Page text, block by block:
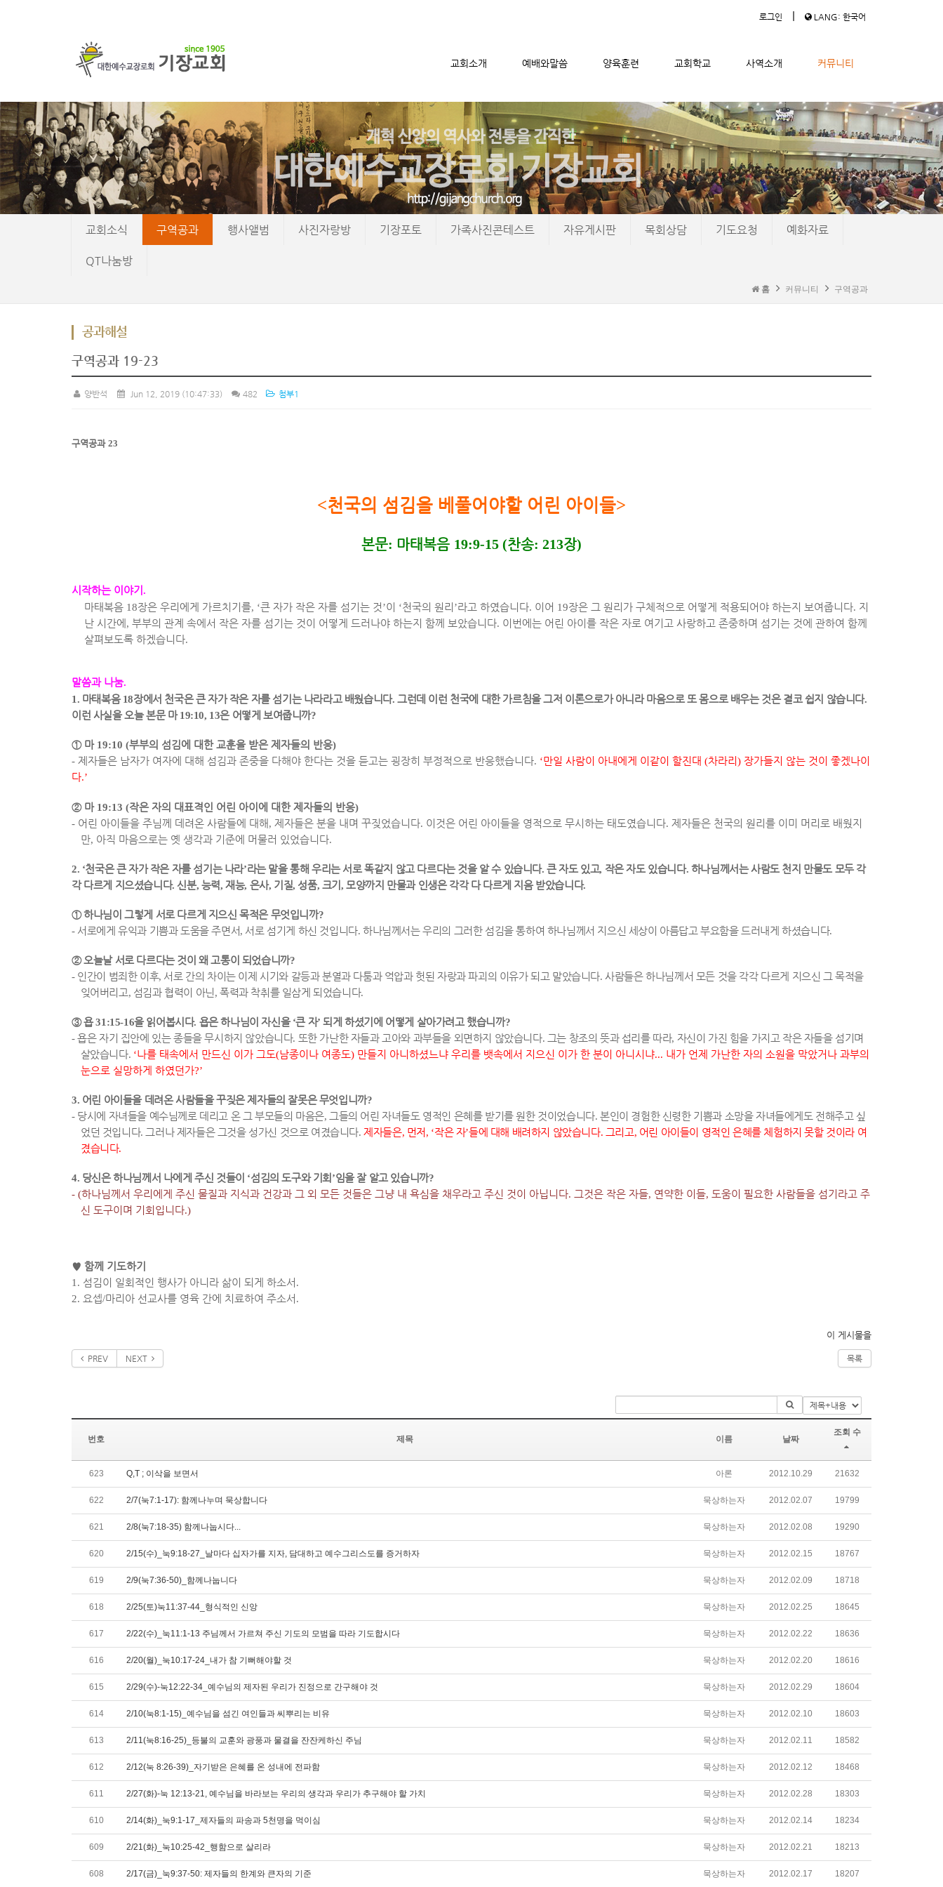
로그인 | LANG: 한국어
교회소개 예배와말씀 양육훈련 교회학교 사역소개 커뮤니티
메뉴 건너뛰기
교회소식 구역공과 행사앨범 사진자랑방 기장포토 가족사진콘테스트 자유게시판 목회상담 기도요청 예화자료
QT나눔방
홈 커뮤니티 구역공과
공과해설
구역공과 19-23
양반석 Jun 12, 2019 (10:47:33) 482 첨부1
구역공과 23
<천국의 섬김을 베풀어야할 어린 아이들>
본문: 마태복음 19:9-15 (찬송: 213장)
시작하는 이야기 .
마태복음 18장은 우리에게 가르치기를, ‘큰 자가 작은 자를 섬기는 것’이 ‘천국의 원리 ’라고 하였습니다. 이어 19장은 그 원리가 구체적으로 어떻게 적용되어야 하는지 보여줍니다. 지
난 시간에 , 부부의 관계 속에서 작은 자를 섬기는 것이 어떻게 드러나야 하는지 함께 보았습니다. 이번에는 어린 아이를 작은 자로 여기고 사랑하고 존중하며 섬기는 것에 관하여 함께
살펴보도록 하겠습니다.
말씀과 나눔.
1. 마태복음18장에서 천국은 큰 자가 작은 자를 섬기는 나라라고 배웠습니다.그런데 이런 천국에 대한 가르침을 그저 이론으로가 아니라 마음으로 또 몸으로 배우는 것은 결코 쉽지 않습니다.
이런 사실을 오늘 본문 마19:10, 13은 어떻게 보여줍니까?
① 마 19:10 (부부의 섬김에 대한 교훈을 받은 제자들의 반응)
- 제자들은 남자가 여자에 대해 섬김과 존중을 다해야 한다는 것을 듣고는 굉장히 부정적으로 반응했습니다. ‘만일 사람이 아내에게 이같이 할진대 (차라리 ) 장가들지 않는 것이 좋겠나이
다.’
② 마 19:13 (작은 자의 대표격인 어린 아이에 대한 제자들의 반응)
- 어린 아이들을 주님께 데려온 사람들에 대해, 제자들은 분을 내며 꾸짖었습니다. 이것은 어린 아이들을 영적으로 무시하는 태도였습니다. 제자들은 천국의 원리를 이미 머리로 배웠지
만, 아직 마음으로는 옛 생각과 기준에 머물러 있었습니다.
2. ‘천국은 큰 자가 작은 자를 섬기는 나라’라는 말을 통해 우리는 서로 똑같지 않고 다르다는 것을 알 수 있습니다.큰 자도 있고, 작은 자도 있습니다. 하나님께서는 사람도 천지 만물도 모두 각
각 다르게 지으셨습니다. 신분, 능력,재능, 은사, 기질, 성품, 크기,모양까지 만물과 인생은 각각 다 다르게 지음 받았습니다.
①하나님이 그렇게 서로 다르게 지으신 목적은 무엇입니까?
- 서로에게 유익과 기쁨과 도움을 주면서, 서로 섬기게 하신 것입니다.하나님께서는 우리의 그러한 섬김을 통하여 하나님께서 지으신 세상이 아름답고 부요함을 드러내게 하셨습니다.
②오늘날 서로 다르다는 것이 왜 고통이 되었습니까?
- 인간이 범죄한 이후, 서로 간의 차이는 이제 시기와 갈등과 분열과 다툼과 억압과 헛된 자랑과 파괴의 이유가 되고 말았습니다.사람들은 하나님께서 모든 것을 각각 다르게 지으신 그 목적을
잊어버리고, 섬김과 협력이 아닌 , 폭력과 착취를 일삼게 되었습니다.
③욥31:15-16을 읽어봅시다. 욥은 하나님이 자신을‘큰 자’되게 하셨기에 어떻게 살아가려고 했습니까?
-욥은 자기 집안에 있는 종들을 무시하지 않았습니다. 또한 가난한 자들과 고아와 과부들을 외면하지 않았습니다. 그는 창조의 뜻과 섭리를 따라, 자신이 가진 힘을 가지고 작은 자들을 섬기며
살았습니다. ‘나를 태속에서 만드신 이가 그도(남종이나 여종도) 만들지 아니하셨느냐 우리를 뱃속에서 지으신 이가 한 분이 아니시냐... 내가 언제 가난한 자의 소원을 막았거나 과부의
눈으로 실망하게 하였던가?’
3. 어린 아이들을 데려온 사람들을 꾸짖은 제자들의 잘못은 무엇입니까?
- 당시에 자녀들을 예수님께로 데리고 온 그 부모들의 마음은, 그들의 어린 자녀들도 영적인 은혜를 받기를 원한 것이었습니다.본인이 경험한 신령한 기쁨과 소망을 자녀들에게도 전해주고 싶
었던 것입니다. 그러나 제자들은 그것을 성가신 것으로 여겼습니다.제자들은, 먼저 , ‘작은 자’들에 대해 배려하지 않았습니다. 그리고, 어린 아이들이 영적인 은혜를 체험하지 못할 것이라 여
겼습니다.
4. 당신은 하나님께서 나에게 주신 것들이 ‘섬김의 도구와 기회 ’임을 잘 알고 있습니까?
- (하나님께서 우리에게 주신 물질과 지식과 건강과 그 외 모든 것들은 그냥 내 욕심을 채우라고 주신 것이 아닙니다. 그것은 작은 자들, 연약한 이들, 도움이 필요한 사람들을 섬기라고 주
신 도구이며 기회입니다.)
♥ 함께 기도하기
1. 섬김이 일회적인 행사가 아니라 삶이 되게 하소서 .
2. 요셉/마리아 선교사를 영육 간에 치료하여 주소서 .
이 게시물을
PREV NEXT 목록
번호 제목 이름 날짜
조회 수
623 Q,T ; 이삭을 보면서 아론 2012.10.29 21632
622 2/7(눅7:1-17): 함께나누며 묵상합니다 묵상하는자 2012.02.07 19799
621 2/8(눅7:18-35) 함께나눕시다... 묵상하는자 2012.02.08 19290
620 2/15(수)_눅9:18-27_날마다 십자가를 지자, 담대하고 예수그리스도를 증거하자 묵상하는자 2012.02.15 18767
619 2/9(눅7:36-50)_함께나눕니다 묵상하는자 2012.02.09 18718
618 2/25(토)눅11:37-44_형식적인 신앙 묵상하는자 2012.02.25 18645
617 2/22(수)_눅11:1-13 주님께서 가르쳐 주신 기도의 모범을 따라 기도합시다 묵상하는자 2012.02.22 18636
616 2/20(월)_눅10:17-24_내가 참 기뻐해야할 것 묵상하는자 2012.02.20 18616
615 2/29(수)-눅12:22-34_예수님의 제자된 우리가 진정으로 간구해야 것 묵상하는자 2012.02.29 18604
614 2/10(눅8:1-15)_예수님을 섬긴 여인들과 씨뿌리는 비유 묵상하는자 2012.02.10 18603
613 2/11(눅8:16-25)_등불의 교훈와 광풍과 물결을 잔잔케하신 주님 묵상하는자 2012.02.11 18582
612 2/12(눅 8:26-39)_자기받은 은혜를 온 성내에 전파함 묵상하는자 2012.02.12 18468
611 2/27(화)-눅 12:13-21, 예수님을 바라보는 우리의 생각과 우리가 추구해야 할 가치 묵상하는자 2012.02.28 18303
610 2/14(화)_눅9:1-17_제자들의 파송과 5천명을 먹이심 묵상하는자 2012.02.14 18234
609 2/21(화)_눅10:25-42_행함으로 살리라 묵상하는자 2012.02.21 18213
608 2/17(금)_눅9:37-50: 제자들의 한계와 큰자의 기준 묵상하는자 2012.02.17 18207